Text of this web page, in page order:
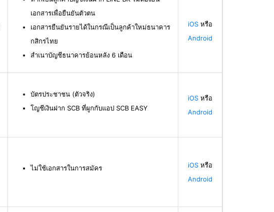
เอกสารเพื่อยืนยันตัวตน
เอกสารยืนยันรายได้ในกรณีเป็นลูกค้าใหม่ธนาคาร
กสิกรไทย
สำเนาบัญชีธนาคารย้อนหลัง 6 เดือน
iOS หรือ
Android
บัตรประชาชน (ตัวจริง)
โญชีเงินฝาก SCB ที่ผูกกับแอป SCB EASY
iOS หรือ
Android
ไม่ใช้เอกสารในการสมัคร iOS หรือ
Android